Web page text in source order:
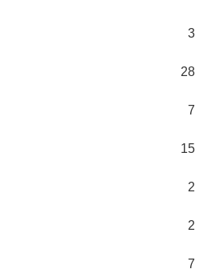
3
28
7
15
2
2
7